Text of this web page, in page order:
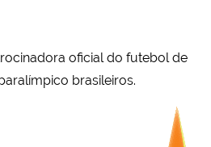
oficial do futebol de
brasileiros.